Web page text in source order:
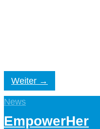
Weiter
News
EmpowerHer